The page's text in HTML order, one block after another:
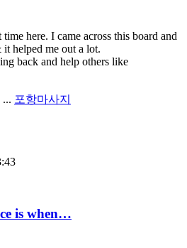
here. I came across this board and
helped me out a lot.
back and help others like
... 포항마사지
is when…